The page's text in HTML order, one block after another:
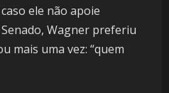
ele não apoie
Wagner preferiu
mais uma vez: “quem